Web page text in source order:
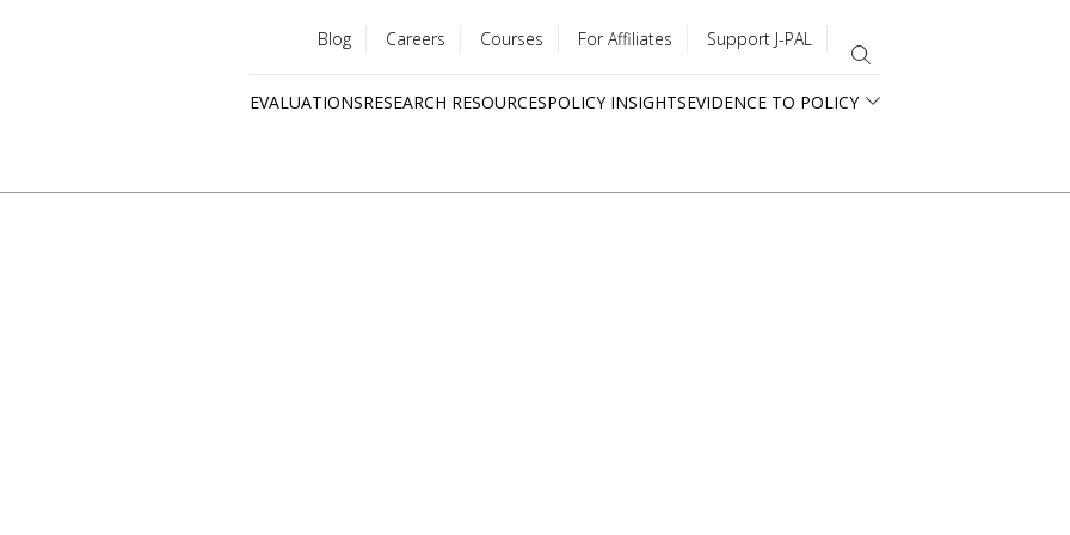
menu
Blog Careers Courses For Affiliates Support J-PAL
EVALUATIONSRESEARCH RESOURCESPOLICY INSIGHTSEVIDENCE TO POLICY